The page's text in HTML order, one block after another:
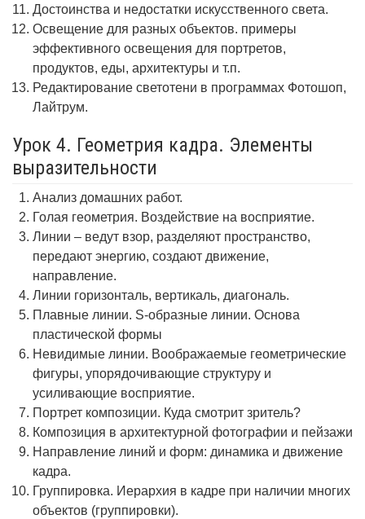
Достоинства и недостатки искусственного света.
Освещение для разных объектов. примеры
эффективного освещения для портретов,
продуктов, еды, архитектуры и т.п.
Редактирование светотени в программах Фотошоп,
Лайтрум.
Урок 4. Геометрия кадра. Элементы
выразительности
Анализ домашних работ.
Голая геометрия. Воздействие на восприятие.
Линии – ведут взор, разделяют пространство,
передают энергию, создают движение,
направление.
Линии горизонталь, вертикаль, диагональ.
Плавные линии. S-образные линии. Основа
пластической формы
Невидимые линии. Воображаемые геометрические
фигуры, упорядочивающие структуру и
усиливающие восприятие.
Портрет композиции. Куда смотрит зритель?
Композиция в архитектурной фотографии и пейзажи
Направление линий и форм: динамика и движение
кадра.
Группировка. Иерархия в кадре при наличии многих
объектов (группировки).